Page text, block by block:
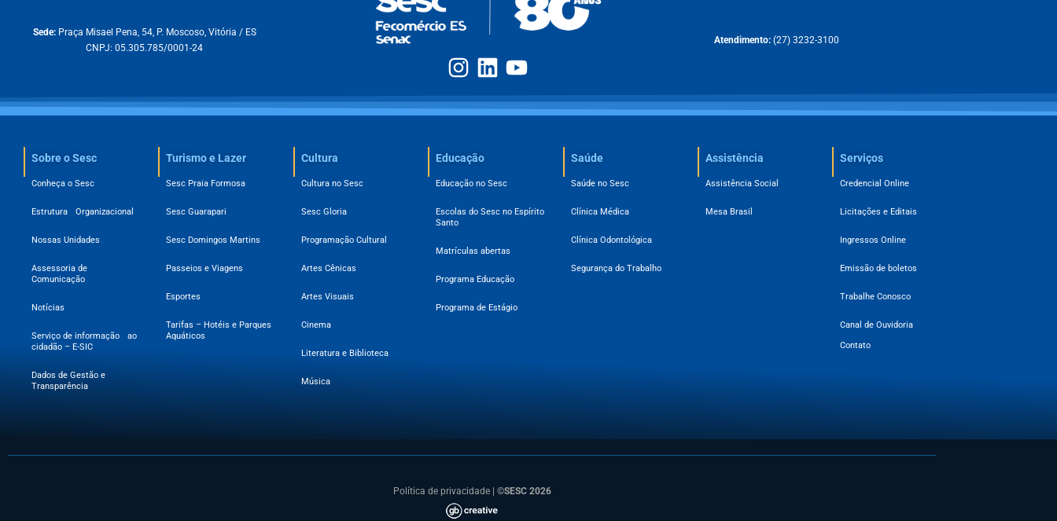
Sede: Praça Misael Pena, 54, P. Moscoso, Vitória / ES
CNPJ: 05.305.785/0001-24
Atendimento: (27) 3232-3100
Sobre o Sesc​
Conheça o Sesc
Estrutura Organizacional
Nossas Unidades
Assessoria de
Comunicação
Notícias
Serviço de informação ao
cidadão – E-SIC
Dados de Gestão e
Transparência
Turismo e Lazer
Sesc Praia Formosa
Sesc Guarapari
Sesc Domingos Martins
Passeios e Viagens
Esportes
Tarifas – Hotéis e Parques
Aquáticos
Cultura
Cultura no Sesc
Sesc Gloria
Programação Cultural
Artes Cênicas
Artes Visuais
Cinema
Literatura e Biblioteca
Música
Educação
Educação no Sesc
Escolas do Sesc no Espírito
Santo
Matrículas abertas
Programa Educação
Programa de Estágio
Saúde
Saúde no Sesc
Clínica Médica
Clínica Odontológica
Segurança do Trabalho
Assistência
Assistência Social
Mesa Brasil
Serviços
Credencial Online
Licitações e Editais
Ingressos Online
Emissão de boletos
Trabalhe Conosco
Canal de Ouvidoria
Contato
Política de privacidade| ©SESC 2026